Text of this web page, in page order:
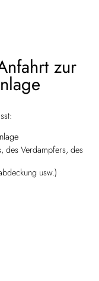
zur
des Verdampfers, des
usw.)